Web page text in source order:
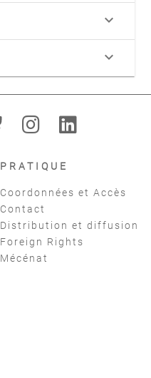
keyboard_arrow_down
keyboard_arrow_down
PRATIQUE
Coordonnées et Accès
Contact
Distribution et diffusion
Foreign Rights
Mécénat